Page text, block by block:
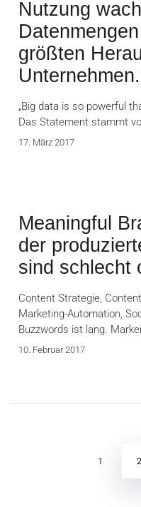
Nutzung
größten
„Big data is so powerful
Das Statement stammt
17. März 2017
Meaningful
der
sind schlecht
Content Strategie,
Marketing-Automation,
Buzzwords ist lang.
10. Februar 2017
1 2